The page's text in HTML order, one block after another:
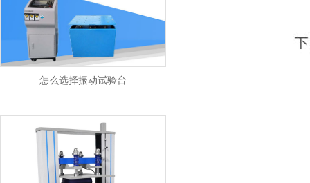
怎么选择振动试验台